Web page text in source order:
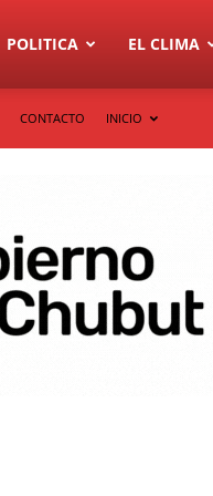
POLITICA EL CLIMA
CONTACTO INICIO